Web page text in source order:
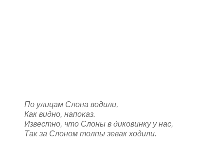
По улицам Слона водили,
Как видно, напоказ.
Известно, что Слоны в диковинку у нас,
Так за Слоном толпы зевак ходили.